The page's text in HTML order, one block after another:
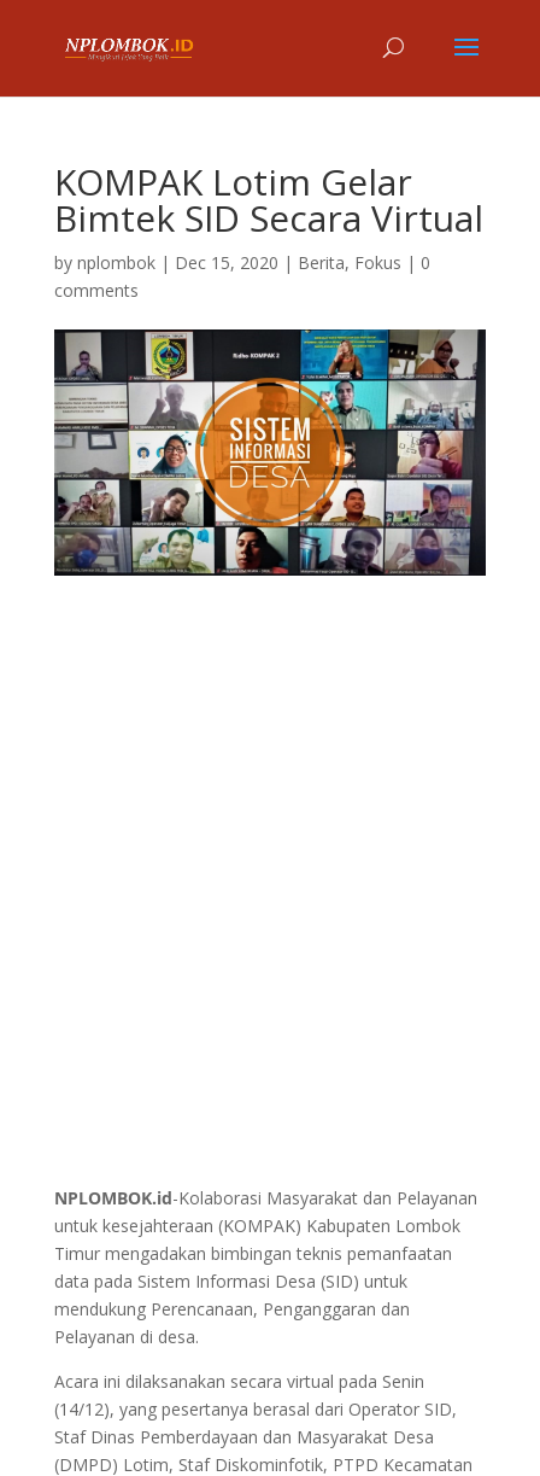
KOMPAK Lotim Gelar
Bimtek SID Secara Virtual
by nplombok| Dec 15, 2020 | Berita, Fokus | 0
comments
NPLOMBOK.id-Kolaborasi Masyarakat dan Pelayanan
untuk kesejahteraan (KOMPAK) Kabupaten Lombok
Timur mengadakan bimbingan teknis pemanfaatan
data pada Sistem Informasi Desa (SID) untuk
mendukung Perencanaan, Penganggaran dan
Pelayanan di desa.
Acara ini dilaksanakan secara virtual pada Senin
(14/12), yang pesertanya berasal dari Operator SID,
Staf Dinas Pemberdayaan dan Masyarakat Desa
(DMPD) Lotim, Staf Diskominfotik, PTPD Kecamatan